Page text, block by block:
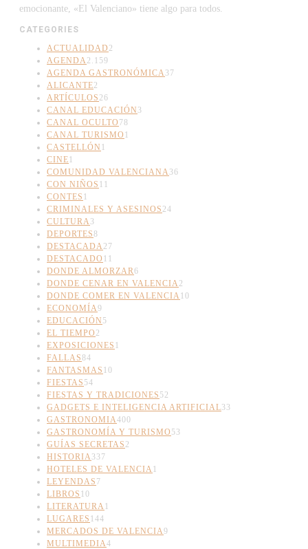
emocionante, «El Valenciano» tiene algo para todos.
CATEGORIES
ACTUALIDAD 2
AGENDA 2.159
AGENDA GASTRONÓMICA 37
ALICANTE2
ARTÍCULOS 26
CANAL EDUCACIÓN 3
CANAL OCULTO 78
CANAL TURISMO 1
CASTELLÓN 1
CINE1
COMUNIDAD VALENCIANA 36
CON NIÑOS 11
CONTES 1
CRIMINALES Y ASESINOS 24
CULTURA 3
DEPORTES8
DESTACADA 27
DESTACADO 11
DONDE ALMORZAR6
DONDE CENAR EN VALENCIA 2
DONDE COMER EN VALENCIA 10
ECONOMÍA9
EDUCACIÓN 5
EL TIEMPO 2
EXPOSICIONES 1
FALLAS84
FANTASMAS 10
FIESTAS 54
FIESTAS Y TRADICIONES 52
GADGETS E INTELIGENCIA ARTIFICIAL33
GASTRONOMIA400
GASTRONOMÍA Y TURISMO 53
GUÍAS SECRETAS 2
HISTORIA 337
HOTELES DE VALENCIA 1
LEYENDAS 7
LIBROS 10
LITERATURA 1
LUGARES 144
MERCADOS DE VALENCIA9
MULTIMEDIA4